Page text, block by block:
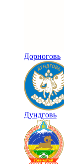
Дорноговь
Дундговь